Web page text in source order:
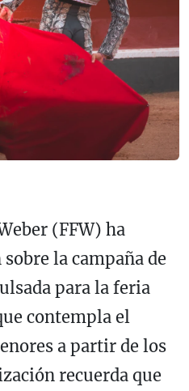
(FFW) ha
la campaña de
para la feria
contempla el
a partir de los
recuerda que